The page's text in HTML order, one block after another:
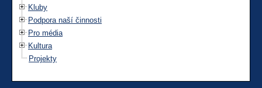
Kluby
Podpora naší činnosti
Pro média
Kultura
Projekty